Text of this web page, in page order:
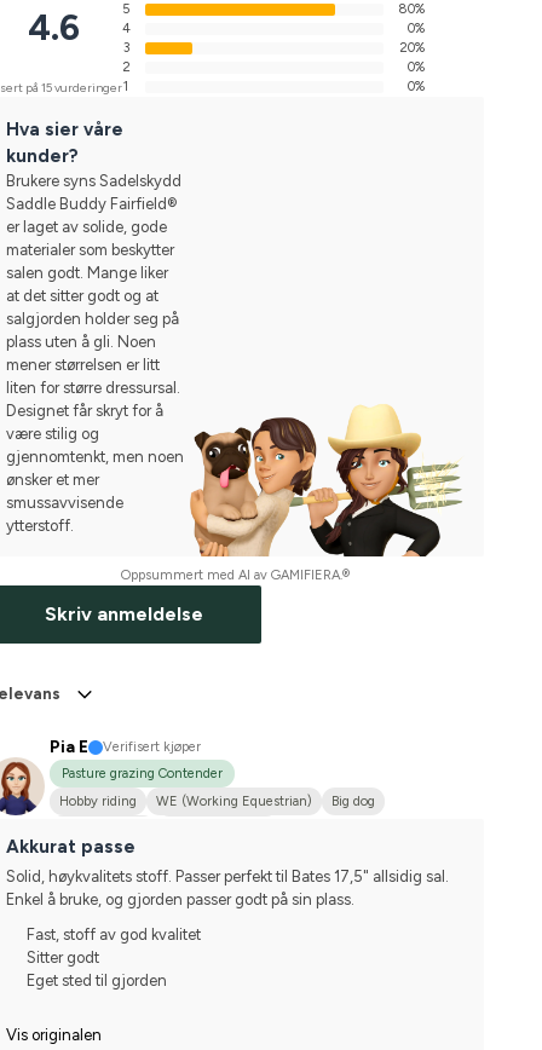
4.6
på 15 vurderinger
5
80%
4
0%
3
20%
2
0%
1
0%
Hva sier våre
kunder?
Brukere syns Sadelskydd
Saddle Buddy Fairfield®
er laget av solide, gode
materialer som beskytter
salen godt. Mange liker
at det sitter godt og at
salgjorden holder seg på
plass uten å gli. Noen
mener størrelsen er litt
liten for større dressursal.
Designet får skryt for å
være stilig og
gjennomtenkt, men noen
ønsker et mer
smussavvisende
ytterstoff.
Oppsummert med AI av GAMIFIERA.®
Skriv anmeldelse
Pia E
Verifisert kjøper
Pasture grazing Contender
Hobby riding
WE (Working Equestrian)
Big dog
Akkurat passe
Solid, høykvalitets stoff. Passer perfekt til Bates 17,5" allsidig sal.
Enkel å bruke, og gjorden passer godt på sin plass.
Fast, stoff av god kvalitet
Sitter godt
Eget sted til gjorden
Vis originalen